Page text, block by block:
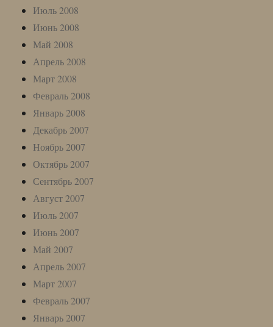
Июль 2008
Июнь 2008
Май 2008
Апрель 2008
Март 2008
Февраль 2008
Январь 2008
Декабрь 2007
Ноябрь 2007
Октябрь 2007
Сентябрь 2007
Август 2007
Июль 2007
Июнь 2007
Май 2007
Апрель 2007
Март 2007
Февраль 2007
Январь 2007